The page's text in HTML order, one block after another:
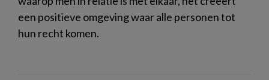
een positieve omgeving waar alle personen tot
hun recht komen.